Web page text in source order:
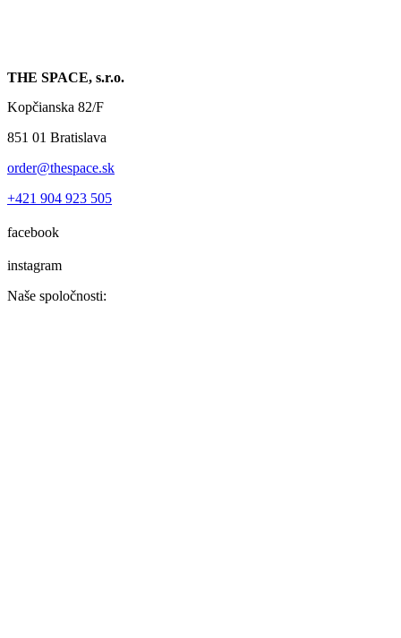
THE SPACE, s.r.o.
Kopčianska 82/F
851 01 Bratislava
order@thespace.sk
+421 904 923 505
facebook
instagram
Naše spoločnosti: